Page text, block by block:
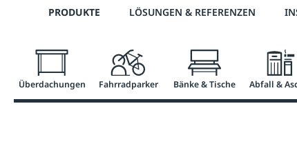
Zur Hauptnavigation springen
Telefon: +43 7672 95895 0
PRODUKTE LÖSUNGEN & REFERENZEN
Überdachungen Fahrradparker Bänke & Tische Abfall &